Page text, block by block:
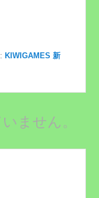
KIWIGAMES 新
ません。